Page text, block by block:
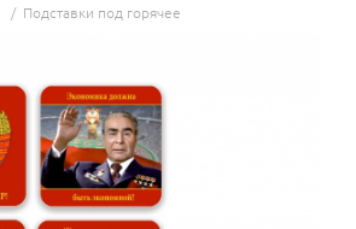
/ Подставки под горячее